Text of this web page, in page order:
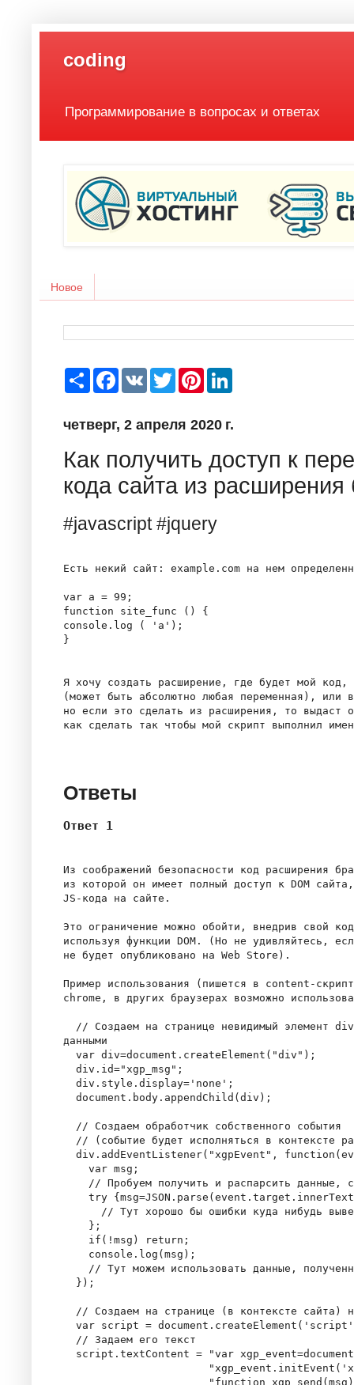
coding
Программирование в вопросах и ответах
Новое
e
b
k
w
t
e
e
n
четверг, 2 апреля 2020 г.
Как получить доступ к
кода сайта из расширения
#javascript #jquery
Есть некий сайт: example.com на нем
var a = 99;
function site_func () {
console.log ( 'a');
}
Я хочу создать расширение, где будет мой код,
(может быть абсолютно любая переменная),
но если это сделать из расширения, то выдаст
как сделать так чтобы мой скрипт выполнил
Ответы
Ответ 1
Из соображений безопасности код расширения
из которой он имеет полный доступ к DOM
JS-кода на сайте.
Это ограничение можно обойти, внедрив свой
используя функции DOM. (Но не удивляйтесь,
не будет опубликовано на Web Store).
Пример использования (пишется в content-
chrome, в других браузерах возможно
// Создаем на странице невидимый элемент
данными
  var div=document.createElement("div");
  div.id="xgp_msg";
  div.style.display='none';
  document.body.appendChild(div);
  // Создаем обработчик собственного события
// (событие будет исполняться в контексте
div.addEventListener("xgpEvent",
    var msg;
// Пробуем получить и распарсить данные,
try
// Тут хорошо бы ошибки куда нибудь
    };
    if(!msg) return;
    console.log(msg);
// Тут можем использовать данные,
  });
// Создаем на странице (в контексте
var script =
  // Задаем его текст
script.textContent = "var
"function